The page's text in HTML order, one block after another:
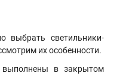
выбрать светильники-
их особенности.
выполнены в закрытом